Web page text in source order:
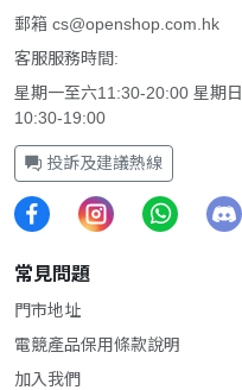
郵箱 cs@openshop.com.hk
客服服務時間:
星期一至六11:30-20:00 星期日
10:30-19:00
投訴及建議熱線
常見問題
門市地址
電競產品保用條款說明
加入我們